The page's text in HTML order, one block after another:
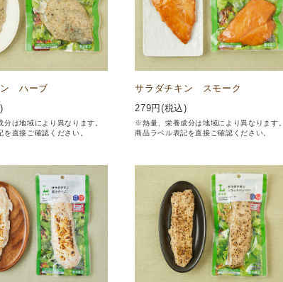
ン ハーブ
は地域により異なります。
を直接ご確認ください。
サラダチキン スモーク
279円(税込)
※熱量、栄養成分は地域により異なります。
商品ラベル表記を直接ご確認ください。